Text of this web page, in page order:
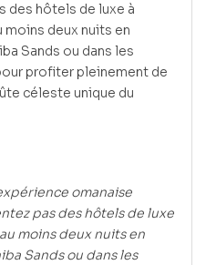
des hôtels de luxe à
moins deux nuits en
Sands ou dans les
profiter pleinement de
céleste unique du
omanaise
pas des hôtels de luxe
moins deux nuits en
Sands ou dans les